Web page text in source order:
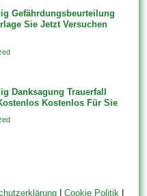
Gefährdungsbeurteilung
Sie Jetzt Versuchen
Danksagung Trauerfall
Kostenlos Für Sie
| Cookie Politik |